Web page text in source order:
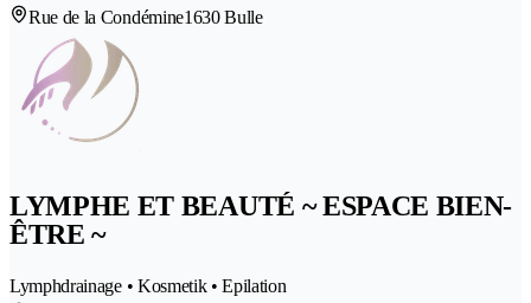
Rue de la Condémine1630 Bulle
LYMPHE ET BEAUTÉ ~ ESPACE BIEN-
ÊTRE ~
Lymphdrainage • Kosmetik • Epilation